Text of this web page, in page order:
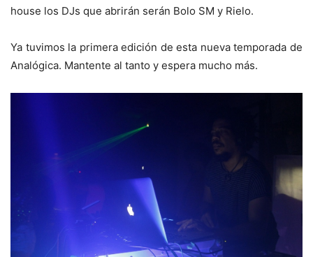
house los DJs que abrirán serán Bolo SM y Rielo.
Ya tuvimos la primera edición de esta nueva temporada de
Analógica. Mantente al tanto y espera mucho más.